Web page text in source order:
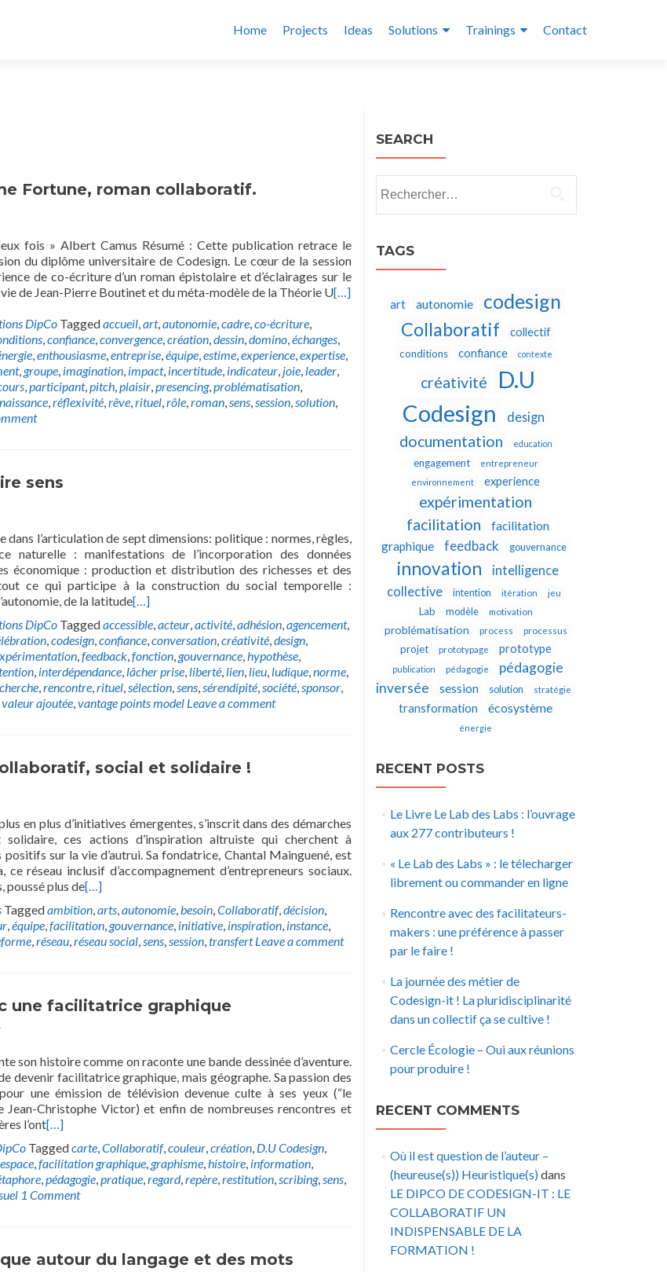
Home Projects Ideas Solutions Trainings Contact
Fortune, roman collaboratif.
fois » Albert Camus Résumé : Cette publication retrace le
du diplôme universitaire de Codesign. Le cœur de la session
de co-écriture d’un roman épistolaire et d’éclairages sur le
de Jean-Pierre Boutinet et du méta-modèle de la Théorie U[…]
DipCo Taggedaccueil,art,autonomie,cadre,co-écriture,
,confiance,convergence,création,dessin,domino,échanges,
,enthousiasme,entreprise,équipe,estime,experience,expertise,
,groupe, imagination, impact, incertitude, indicateur, joie, leader,
,participant,pitch,plaisir,presencing,problématisation,
,réflexivité,rêve,rituel,rôle,roman,sens,session,solution,
sens
dans l’articulation de sept dimensions: politique : normes, règles,
naturelle : manifestations de l’incorporation des données
économique : production et distribution des richesses et des
ce qui participe à la construction du social temporelle :
de la latitude[…]
DipCo Taggedaccessible,acteur,activité,adhésion,agencement,
,codesign,confiance,conversation,créativité,design,
,feedback,fonction,gouvernance,hypothèse,
, interdépendance, lâcher prise, liberté, lien, lieu, ludique,norme,
,rencontre,rituel,sélection,sens,sérendipité,société,sponsor,
valeur ajoutée,vantage points model Leave a comment
social et solidaire !
en plus d’initiatives émergentes, s’inscrit dans des démarches
solidaire, ces actions d’inspiration altruiste qui cherchent à
sur la vie d’autrui. Sa fondatrice, Chantal Mainguené, est
réseau inclusif d’accompagnement d’entrepreneurs sociaux.
poussé plus de[…]
Taggedambition,arts,autonomie,besoin,Collaboratif,décision,
,équipe,facilitation,gouvernance, initiative, inspiration, instance,
,réseau,réseau social,sens,session,transfert Leave a comment
une facilitatrice graphique
son histoire comme on raconte une bande dessinée d’aventure.
devenir facilitatrice graphique, mais géographe. Sa passion des
une émission de télévision devenue culte à ses yeux (“le
Jean-Christophe Victor) et enfin de nombreuses rencontres et
l’ont[…]
Taggedcarte,Collaboratif,couleur,création, D.U Codesign,
espace,facilitation graphique,graphisme,histoire, information,
,pédagogie,pratique,regard,repère,restitution,scribing,sens,
1 Comment
autour du langage et des mots
SEARCH
TAGS
art autonomie codesign
Collaboratif collectif
conditions confiance contexte
créativité
D.U
Codesign
design
documentation education
engagement
entrepreneur
environnement
experience
expérimentation
facilitation
facilitation
graphique
feedback gouvernance
innovation
intelligence
collective
intention itération jeu
Lab modèle motivation
problématisation process processus
projet prototypage prototype
publication pédagogie
pédagogie
inversée
session solution stratégie
transformation écosystème
énergie
RECENT POSTS
Le Livre Le Lab des Labs : l’ouvrage
aux 277 contributeurs !
« Le Lab des Labs » : le télecharger
librement ou commander en ligne
Rencontre avec des facilitateurs-
makers : une préférence à passer
par le faire !
La journée des métier de
Codesign-it ! La pluridisciplinarité
dans un collectif ça se cultive !
Cercle Écologie – Oui aux réunions
pour produire !
RECENT COMMENTS
Où il est question de l’auteur –
(heureuse(s)) Heuristique(s)dans
LE DIPCO DE CODESIGN-IT : LE
COLLABORATIF UN
INDISPENSABLE DE LA
FORMATION !